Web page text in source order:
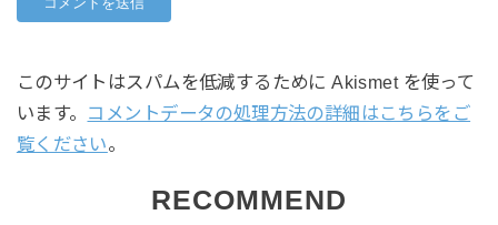
このサイトはスパムを低減するために Akismet を使って
います。 コメントデータの処理方法の詳細はこちらをご
覧ください。
RECOMMEND